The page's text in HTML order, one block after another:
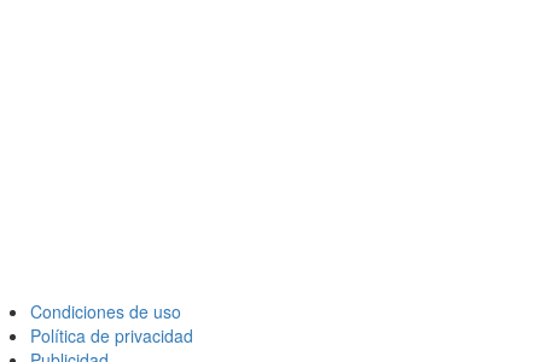
Condiciones de uso
Política de privacidad